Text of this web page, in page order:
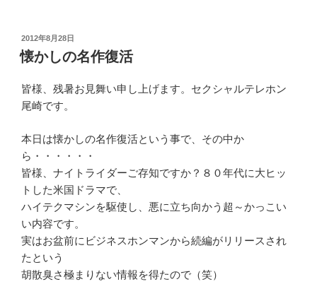
投
稿
日:
2012年8月28日
懐かしの名作復活
皆様、残暑お見舞い申し上げます。セクシャルテレホン
尾崎です。
本日は懐かしの名作復活という事で、その中か
ら・・・・・・
皆様、ナイトライダーご存知ですか？８０年代に大ヒッ
トした米国ドラマで、
ハイテクマシンを駆使し、悪に立ち向かう超～かっこい
い内容です。
実はお盆前にビジネスホンマンから続編がリリースされ
たという
胡散臭さ極まりない情報を得たので（笑）